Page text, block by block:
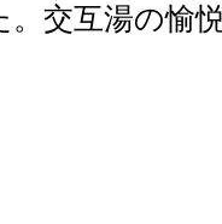
交互湯の愉